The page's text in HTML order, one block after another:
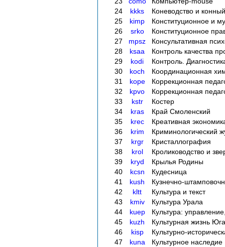
24
kkks
Коневодство и
25
kimp
Конституционное и
26
srko
Конституционное
27
mpsz
Консультативная
28
ksaa
Контроль качества
29
kodi
Контроль.
30
koch
Координационная
31
kope
Коррекционная
32
kpvo
Коррекционная
33
kstr
Костер
34
kras
Край Смоленский
35
krec
Креативная
36
krim
Криминологический
37
krgr
Кристаллография
38
krol
Кролиководство и
39
kryd
Крылья Родины
40
kcsn
Кудесница
41
kush
Кузнечно-
42
kltt
Культура и текст
43
kmiv
Культура Урала
44
kuep
Культура:
45
kuzh
Культурная жизнь
46
kisp
Культурно-
47
kuna
Культурное наследие